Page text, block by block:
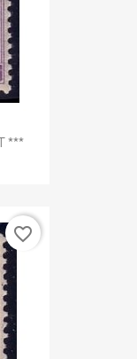
***
favorite_border